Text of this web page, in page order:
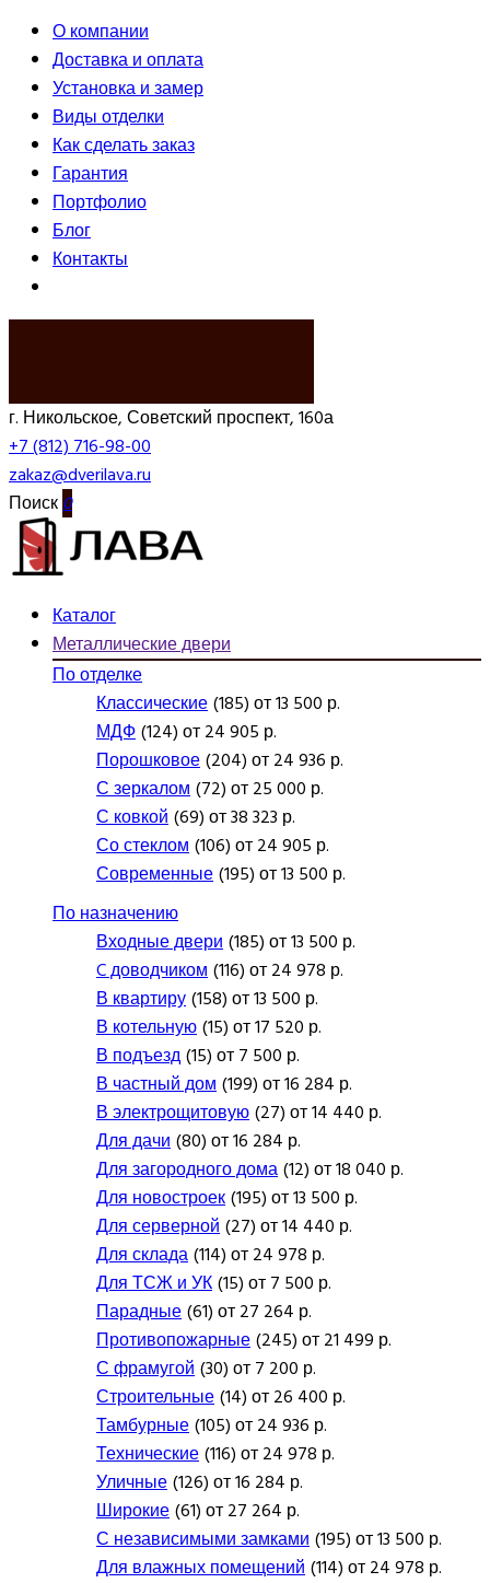
О компании
Доставка и оплата
Установка и замер
Виды отделки
Как сделать заказ
Гарантия
Портфолио
Блог
Контакты
г. Никольское, Советский проспект, 160а
+7 (812) 716-98-00
zakaz@dverilava.ru
Поиск0
Каталог
Металлические двери
По отделке
Классические(185) от 13 500 р.
МДФ(124) от 24 905 р.
Порошковое(204) от 24 936 р.
С зеркалом(72) от 25 000 р.
С ковкой(69) от 38 323 р.
Со стеклом(106) от 24 905 р.
Современные(195) от 13 500 р.
По назначению
Входные двери(185) от 13 500 р.
C доводчиком(116) от 24 978 р.
В квартиру(158) от 13 500 р.
В котельную(15) от 17 520 р.
В подъезд(15) от 7 500 р.
В частный дом(199) от 16 284 р.
В электрощитовую(27) от 14 440 р.
Для дачи(80) от 16 284 р.
Для загородного дома(12) от 18 040 р.
Для новостроек(195) от 13 500 р.
Для серверной(27) от 14 440 р.
Для склада(114) от 24 978 р.
Для ТСЖ и УК(15) от 7 500 р.
Парадные(61) от 27 264 р.
Противопожарные(245) от 21 499 р.
С фрамугой(30) от 7 200 р.
Строительные(14) от 26 400 р.
Тамбурные(105) от 24 936 р.
Технические(116) от 24 978 р.
Уличные(126) от 16 284 р.
Широкие(61) от 27 264 р.
С независимыми замками(195) от 13 500 р.
Для влажных помещений(114) от 24 978 р.